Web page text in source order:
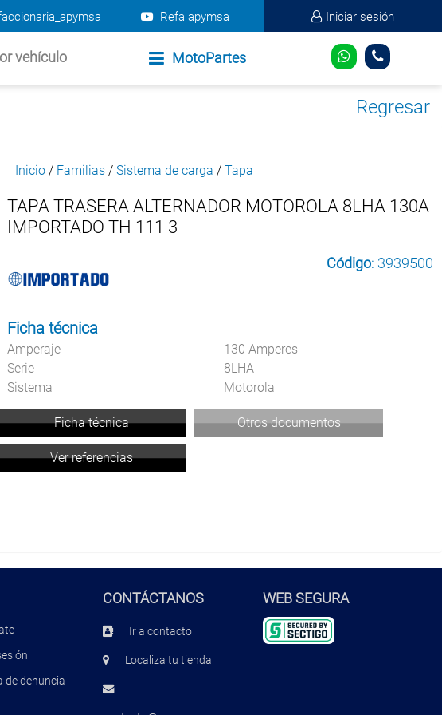
Refa apymsa Iniciar sesión
vehículo MotoPartes
Regresar
Inicio / Familias / Sistema de carga / Tapa
TAPA TRASERA ALTERNADOR MOTOROLA 8LHA 130A
IMPORTADO TH 111 3
Código: 3939500
Ficha técnica
Amperaje
130 Amperes
Serie
8LHA
Sistema
Motorola
Ficha técnica Otros documentos
Ver referencias
de denuncia
CONTÁCTANOS
Ir a contacto
Localiza tu tienda
WEB SEGURA